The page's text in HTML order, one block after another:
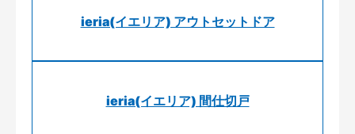
ieria(イエリア) アウトセットドア
ieria(イエリア) 間仕切戸